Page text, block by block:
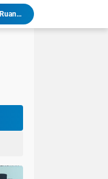
Mahasiswa KKN-T Unhas Gelombang 116 di Desa Simpellu Kembangkan Semprot Antinyamuk Alami
Mahasiswa KKN-T Literasi Unhas Laksanakan Kunjungan Literasi ke Rumah Baca Lo’mo Topejawa Bersama Siswa UPT SDN 66 Kajang